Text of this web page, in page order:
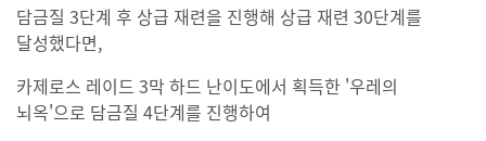
담금질 3단계 후 상급 재련을 진행해 상급 재련 30단계를
달성했다면,
카제로스 레이드 3막 하드 난이도에서 획득한 '우레의
뇌옥'으로 담금질 4단계를 진행하여